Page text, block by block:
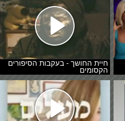
חיית החושך - בעקבות הסיפורים
הקסומים